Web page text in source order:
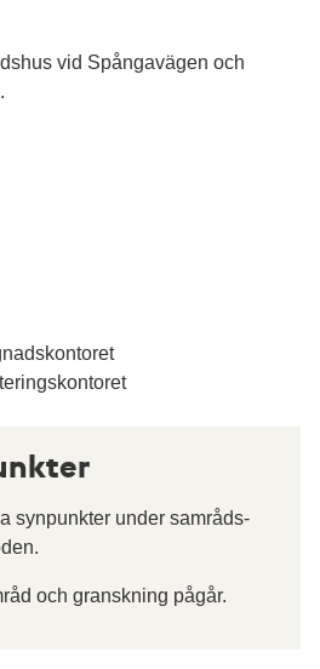
vid Spångavägen och
synpunkter under samråds-
och granskning pågår.